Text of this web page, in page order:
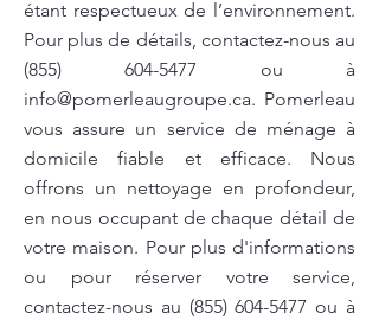
étant respectueux de l’environnement.
Pour plus de détails, contactez-nous au
(855) 604-5477 ou à
info@pomerleaugroupe.ca. Pomerleau
vous assure un service de ménage à
domicile fiable et efficace. Nous
offrons un nettoyage en profondeur,
en nous occupant de chaque détail de
votre maison. Pour plus d'informations
ou pour réserver votre service,
contactez-nous au (855) 604-5477 ou à